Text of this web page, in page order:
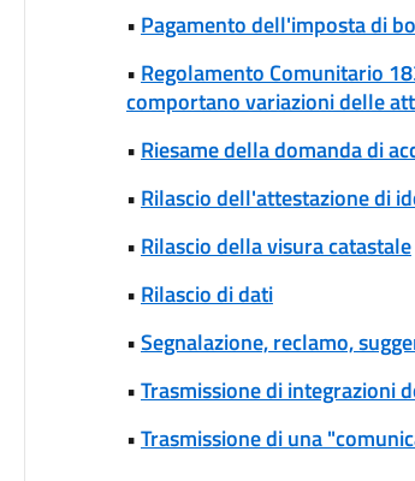
• Pagamento dell'imposta di
• Regolamento Comunitario
comportano variazioni delle
• Riesame della domanda di
• Rilascio dell'attestazione di
• Rilascio della visura catastale
• Rilascio di dati
•Segnalazione, reclamo,
•Trasmissione di integrazioni
•Trasmissione di una